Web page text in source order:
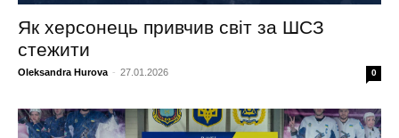
Як херсонець привчив світ за ШСЗ
стежити
Oleksandra Hurova - 27.01.2026 0